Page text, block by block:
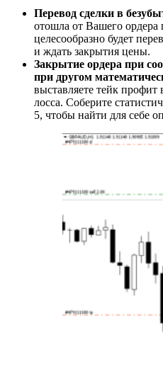
Перевод сделки в
отошла от Вашего ордера
целесообразно будет
и ждать закрытия цены.
Закрытие ордера при
при другом
выставляете тейк
лосса. Соберите
5, чтобы найти для себе